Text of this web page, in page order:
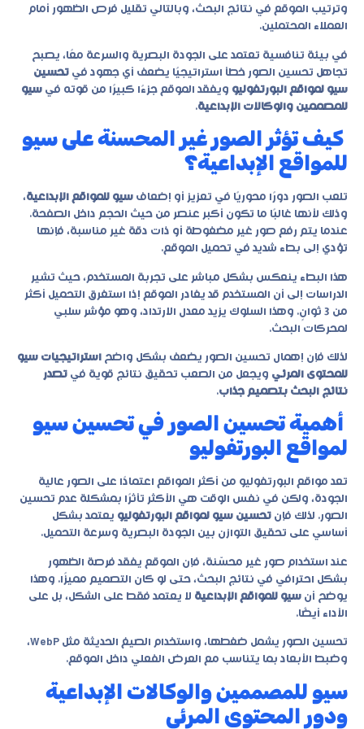
وترتيب الموقع في نتائج البحث، وبالتالي تقليل فرص الظهور أمام
العملاء المحتملين.
في بيئة تنافسية تعتمد على الجودة البصرية والسرعة معًا، يصبح
تجاهل تحسين الصور خطأ استراتيجيًا يضعف أي جهود في تحسين
سيو لمواقع البورتفوليو ويفقد الموقع جزءًا كبيرًا من قوته في سيو
للمصممين والوكالات الإبداعية.
كيف تؤثر الصور غير المحسنة على سيو
للمواقع الإبداعية؟
تلعب الصور دورًا محوريًا في تعزيز أو إضعاف سيو للمواقع الإبداعية،
وذلك لأنها غالبًا ما تكون أكبر عنصر من حيث الحجم داخل الصفحة.
عندما يتم رفع صور غير مضغوطة أو ذات دقة غير مناسبة، فإنها
تؤدي إلى بطء شديد في تحميل الموقع.
هذا البطء ينعكس بشكل مباشر على تجربة المستخدم، حيث تشير
الدراسات إلى أن المستخدم قد يغادر الموقع إذا استغرق التحميل أكثر
من 3 ثوانٍ. وهذا السلوك يزيد معدل الارتداد، وهو مؤشر سلبي
لمحركات البحث.
لذلك فإن إهمال تحسين الصور يضعف بشكل واضح استراتيجيات سيو
للمحتوى المرئي ويجعل من الصعب تحقيق نتائج قوية في تصدر
نتائج البحث بتصميم جذاب.
أهمية تحسين الصور في تحسين سيو
لمواقع البورتفوليو
تعد مواقع البورتفوليو من أكثر المواقع اعتمادًا على الصور عالية
الجودة، ولكن في نفس الوقت هي الأكثر تأثرًا بمشكلة عدم تحسين
الصور. لذلك فإن تحسين سيو لمواقع البورتفوليو يعتمد بشكل
أساسي على تحقيق التوازن بين الجودة البصرية وسرعة التحميل.
عند استخدام صور غير محسّنة، فإن الموقع يفقد فرصة الظهور
بشكل احترافي في نتائج البحث، حتى لو كان التصميم مميزًا. وهذا
يوضح أن سيو للمواقع الإبداعية لا يعتمد فقط على الشكل، بل على
الأداء أيضًا.
تحسين الصور يشمل ضغطها، واستخدام الصيغ الحديثة مثل WebP،
وضبط الأبعاد بما يتناسب مع العرض الفعلي داخل الموقع.
سيو للمصممين والوكالات الإبداعية
ودور المحتوى المرئي